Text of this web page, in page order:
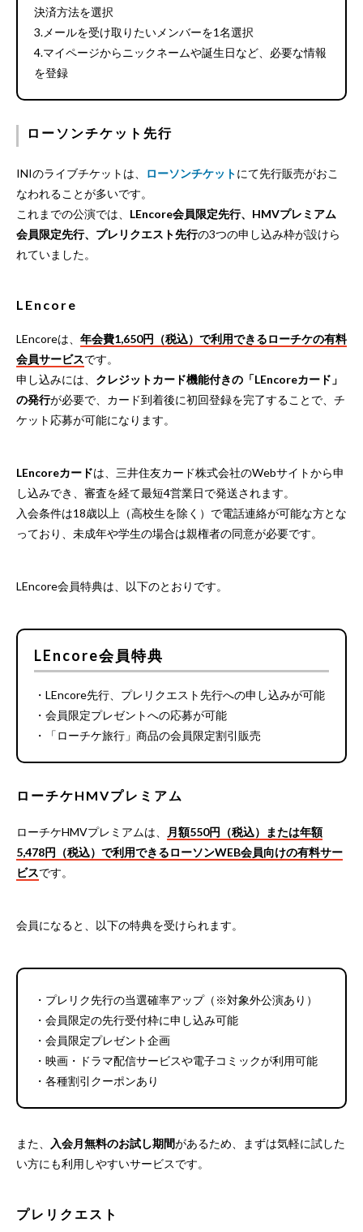
決済方法を選択
3.メールを受け取りたいメンバーを1名選択
4.マイページからニックネームや誕生日など、必要な情報
を登録
ローソンチケット先行
INIのライブチケットは、 ローソンチケットにて先行販売がおこ
なわれることが多いです。
これまでの公演では、 LEncore会員限定先行、HMVプレミアム
会員限定先行、プレリクエスト先行の3つの申し込み枠が設けら
れていました。
LEncore
LEncoreは、 年会費1,650円（税込）で利用できるローチケの有料
会員サービスです。
申し込みには、 クレジットカード機能付きの「LEncoreカード」
の発行が必要で、カード到着後に初回登録を完了することで、チ
ケット応募が可能になります。
LEncoreカードは、三井住友カード株式会社のWebサイトから申
し込みでき、審査を経て最短4営業日で発送されます。
入会条件は18歳以上（高校生を除く）で電話連絡が可能な方とな
っており、未成年や学生の場合は親権者の同意が必要です。
LEncore会員特典は、以下のとおりです。
LEncore会員特典
・LEncore先行、プレリクエスト先行への申し込みが可能
・会員限定プレゼントへの応募が可能
・「ローチケ旅行」商品の会員限定割引販売
ローチケHMVプレミアム
ローチケHMVプレミアムは、
月額550円（税込）または年額
5,478円（税込）で利用できるローソンWEB会員向けの有料サー
ビスです。
会員になると、以下の特典を受けられます。
・プレリク先行の当選確率アップ（※対象外公演あり）
・会員限定の先行受付枠に申し込み可能
・会員限定プレゼント企画
・映画・ドラマ配信サービスや電子コミックが利用可能
・各種割引クーポンあり
また、 入会月無料のお試し期間があるため、まずは気軽に試した
い方にも利用しやすいサービスです。
プレリクエスト